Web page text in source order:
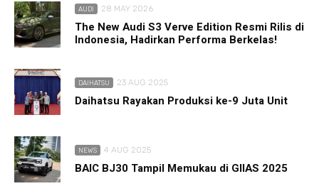
AUDI 28 MAY 2026
The New Audi S3 Verve Edition Resmi Rilis di
Indonesia, Hadirkan Performa Berkelas!
DAIHATSU 23 AUG 2025
Daihatsu Rayakan Produksi ke-9 Juta Unit
NEWS 4 AUG 2025
BAIC BJ30 Tampil Memukau di GIIAS 2025